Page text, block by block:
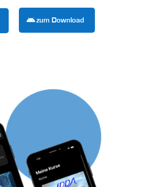
zum Download